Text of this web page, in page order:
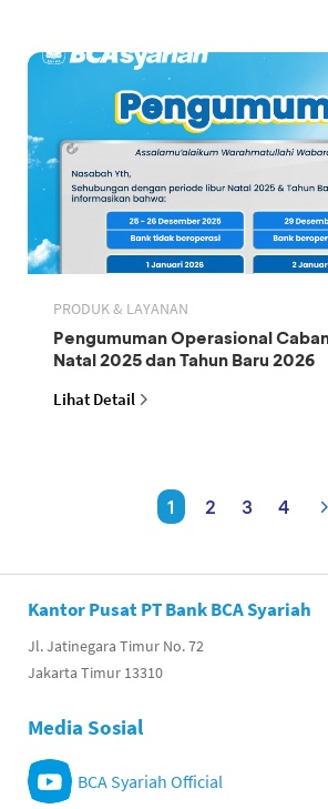
PRODUK & LAYANAN
Pengumuman Operasional
Natal 2025 dan Tahun Baru 2026
Lihat Detail
1 2 3 4
Kantor Pusat PT Bank BCA Syariah
Jl. Jatinegara Timur No. 72
Jakarta Timur 13310
Media Sosial
BCA Syariah Official